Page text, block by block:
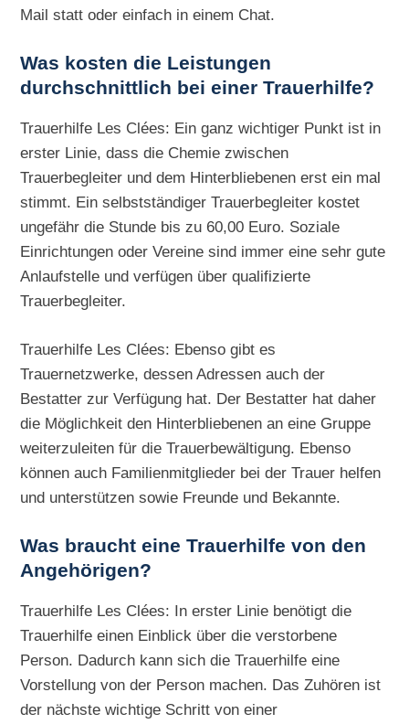
Mail statt oder einfach in einem Chat.
Was kosten die Leistungen
durchschnittlich bei einer Trauerhilfe?
Trauerhilfe Les Clées: Ein ganz wichtiger Punkt ist in
erster Linie, dass die Chemie zwischen
Trauerbegleiter und dem Hinterbliebenen erst ein mal
stimmt. Ein selbstständiger Trauerbegleiter kostet
ungefähr die Stunde bis zu 60,00 Euro. Soziale
Einrichtungen oder Vereine sind immer eine sehr gute
Anlaufstelle und verfügen über qualifizierte
Trauerbegleiter.
Trauerhilfe Les Clées: Ebenso gibt es
Trauernetzwerke, dessen Adressen auch der
Bestatter zur Verfügung hat. Der Bestatter hat daher
die Möglichkeit den Hinterbliebenen an eine Gruppe
weiterzuleiten für die Trauerbewältigung. Ebenso
können auch Familienmitglieder bei der Trauer helfen
und unterstützen sowie Freunde und Bekannte.
Was braucht eine Trauerhilfe von den
Angehörigen?
Trauerhilfe Les Clées: In erster Linie benötigt die
Trauerhilfe einen Einblick über die verstorbene
Person. Dadurch kann sich die Trauerhilfe eine
Vorstellung von der Person machen. Das Zuhören ist
der nächste wichtige Schritt von einer